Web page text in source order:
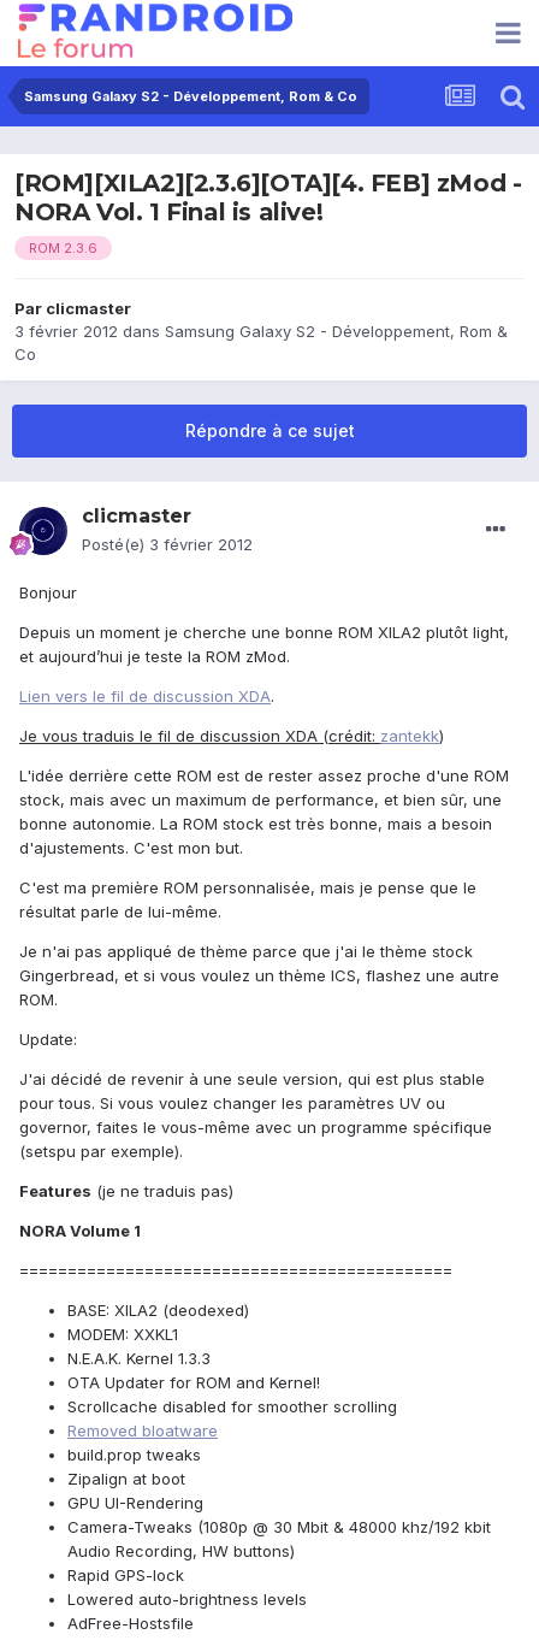
Samsung Galaxy S2 - Développement, Rom & Co
[ROM][XILA2][2.3.6][OTA][4. FEB] zMod -
NORA Vol. 1 Final is alive!
ROM 2.3.6
Par clicmaster
3 février 2012 dans Samsung Galaxy S2 - Développement, Rom &
Co
Répondre à ce sujet
clicmaster
Posté(e) 3 février 2012
Bonjour
Depuis un moment je cherche une bonne ROM XILA2 plutôt light,
et aujourd’hui je teste la ROM zMod.
Lien vers le fil de discussion XDA.
Je vous traduis le fil de discussion XDA (crédit: zantekk)
L'idée derrière cette ROM est de rester assez proche d'une ROM
stock, mais avec un maximum de performance, et bien sûr, une
bonne autonomie. La ROM stock est très bonne, mais a besoin
d'ajustements. C'est mon but.
C'est ma première ROM personnalisée, mais je pense que le
résultat parle de lui-même.
Je n'ai pas appliqué de thème parce que j'ai le thème stock
Gingerbread, et si vous voulez un thème ICS, flashez une autre
ROM.
Update:
J'ai décidé de revenir à une seule version, qui est plus stable
pour tous. Si vous voulez changer les paramètres UV ou
governor, faites le vous-même avec un programme spécifique
(setspu par exemple).
Features (je ne traduis pas)
NORA Volume 1
=============================================
BASE: XILA2 (deodexed)
MODEM: XXKL1
N.E.A.K. Kernel 1.3.3
OTA Updater for ROM and Kernel!
Scrollcache disabled for smoother scrolling
Removed bloatware
build.prop tweaks
Zipalign at boot
GPU UI-Rendering
Camera-Tweaks (1080p @ 30 Mbit & 48000 khz/192 kbit
Audio Recording, HW buttons)
Rapid GPS-lock
Lowered auto-brightness levels
AdFree-Hostsfile